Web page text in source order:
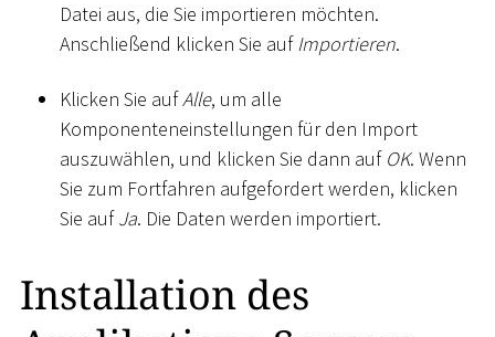
Datei aus, die Sie importieren möchten.
Anschließend klicken Sie aufImportieren.
Klicken Sie aufAlle, um alle
Komponenteneinstellungen für den Import
auszuwählen, und klicken Sie dann auf OK. Wenn
Sie zum Fortfahren aufgefordert werden, klicken
Sie aufJa. Die Daten werden importiert.
Installation des